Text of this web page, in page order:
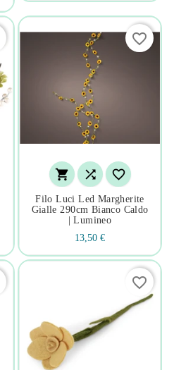
  
Filo Luci Led Margherite
Gialle 290cm Bianco Caldo
| Lumineo
13,50 €
favorite_border
favorite_border